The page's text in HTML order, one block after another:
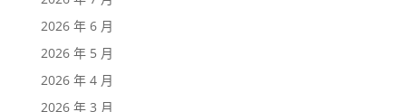
2026 年 6 月
2026 年 5 月
2026 年 4 月
2026 年 3 月